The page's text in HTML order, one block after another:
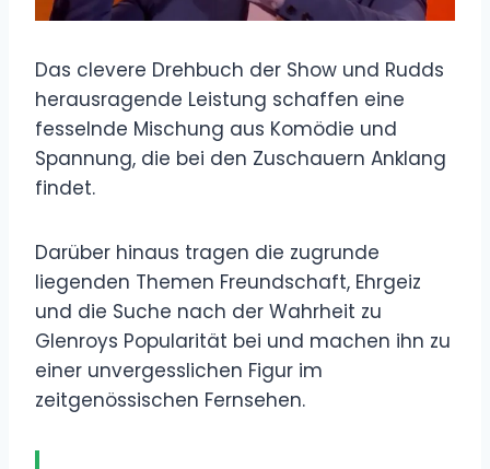
Das clevere Drehbuch der Show und Rudds
herausragende Leistung schaffen eine
fesselnde Mischung aus Komödie und
Spannung, die bei den Zuschauern Anklang
findet.
Darüber hinaus tragen die zugrunde
liegenden Themen Freundschaft, Ehrgeiz
und die Suche nach der Wahrheit zu
Glenroys Popularität bei und machen ihn zu
einer unvergesslichen Figur im
zeitgenössischen Fernsehen.